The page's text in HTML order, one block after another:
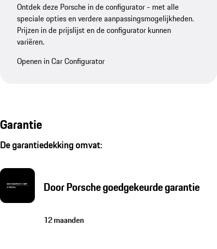
Ontdek deze Porsche in de configurator - met alle
speciale opties en verdere aanpassingsmogelijkheden.
Prijzen in de prijslijst en de configurator kunnen
variëren.
Openen in Car Configurator
Garantie
De garantiedekking omvat:
Door Porsche goedgekeurde garantie
12 maanden